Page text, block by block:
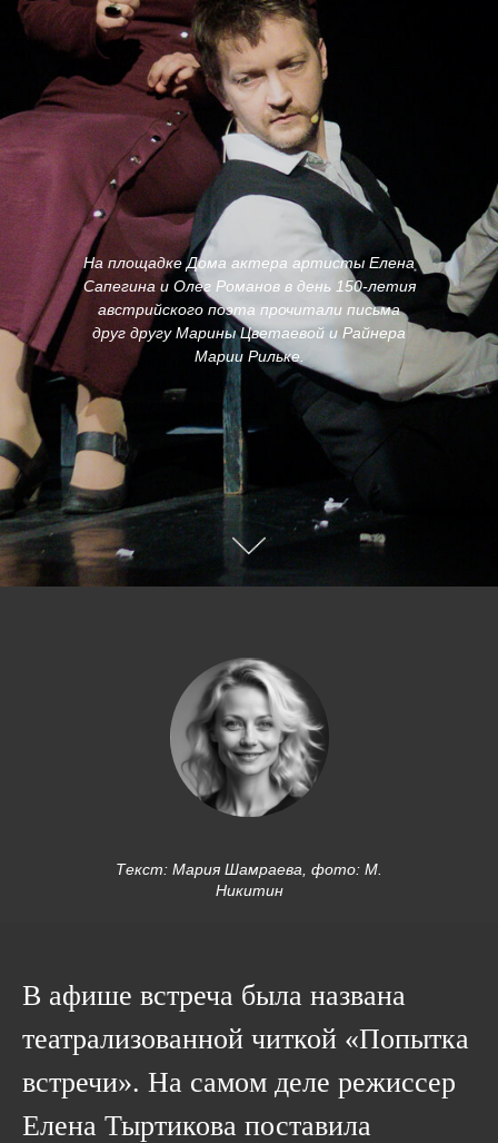
На площадке Дома актера артисты Елена
Сапегина и Олег Романов в день 150-летия
австрийского поэта прочитали письма
друг другу Марины Цветаевой и Райнера
Марии Рильке.
Текст: Мария Шамраева, фото: М.
Никитин
В афише встреча была названа
театрализованной читкой «Попытка
встречи». На самом деле режиссер
Елена Тыртикова поставила